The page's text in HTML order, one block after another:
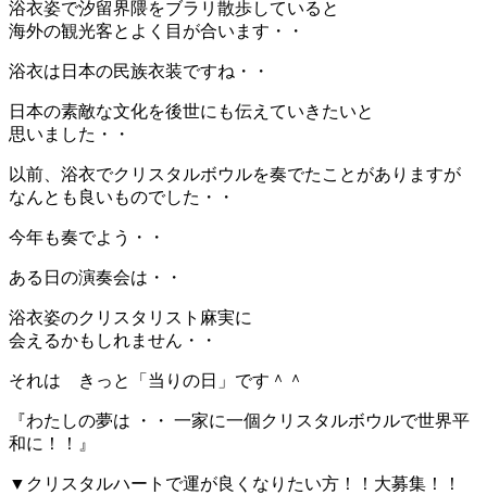
浴衣姿で汐留界隈をブラリ散歩していると
海外の観光客とよく目が合います・・
浴衣は日本の民族衣装ですね・・
日本の素敵な文化を後世にも伝えていきたいと
思いました・・
以前、浴衣でクリスタルボウルを奏でたことがありますが
なんとも良いものでした・・
今年も奏でよう・・
ある日の演奏会は・・
浴衣姿のクリスタリスト麻実に
会えるかもしれません・・
それは きっと「当りの日」です＾＾
『わたしの夢は ・・ 一家に一個クリスタルボウルで世界平
和に！！』
▼クリスタルハートで運が良くなりたい方！！大募集！！